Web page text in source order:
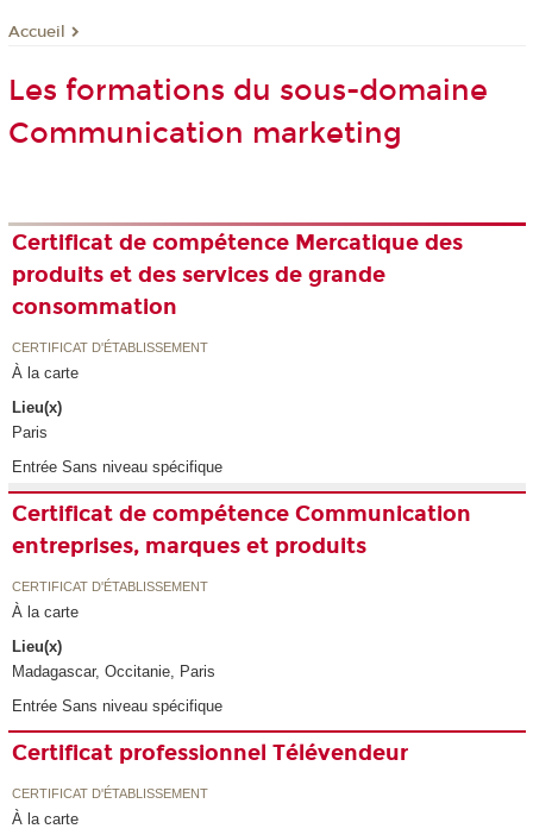
Accueil
Les formations du sous-domaine
Communication marketing
Certificat de compétence Mercatique des
produits et des services de grande
consommation
CERTIFICAT D'ÉTABLISSEMENT
À la carte
Lieu(x)
Paris
Entrée Sans niveau spécifique
Certificat de compétence Communication
entreprises, marques et produits
CERTIFICAT D'ÉTABLISSEMENT
À la carte
Lieu(x)
Madagascar, Occitanie, Paris
Entrée Sans niveau spécifique
Certificat professionnel Télévendeur
CERTIFICAT D'ÉTABLISSEMENT
À la carte